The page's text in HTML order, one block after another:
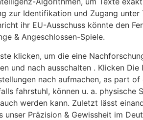
zur Identifikation und Zugang
ihr EU-Ausschuss könnte den
& Angeschlossen-Spiele.
klicken, um die eine
und nach ausschalten . Klicken Die
nach aufmachen, as part of
fahrstuhl, können u. a. physische
werden kann. Zuletzt lässt
unser Präzision & Gewissheit im